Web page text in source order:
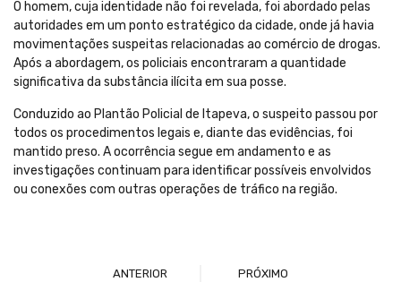
O homem, cuja identidade não foi revelada, foi abordado pelas
autoridades em um ponto estratégico da cidade, onde já havia
movimentações suspeitas relacionadas ao comércio de drogas.
Após a abordagem, os policiais encontraram a quantidade
significativa da substância ilícita em sua posse.
Conduzido ao Plantão Policial de Itapeva, o suspeito passou por
todos os procedimentos legais e, diante das evidências, foi
mantido preso. A ocorrência segue em andamento e as
investigações continuam para identificar possíveis envolvidos
ou conexões com outras operações de tráfico na região.
ANTERIOR PRÓXIMO